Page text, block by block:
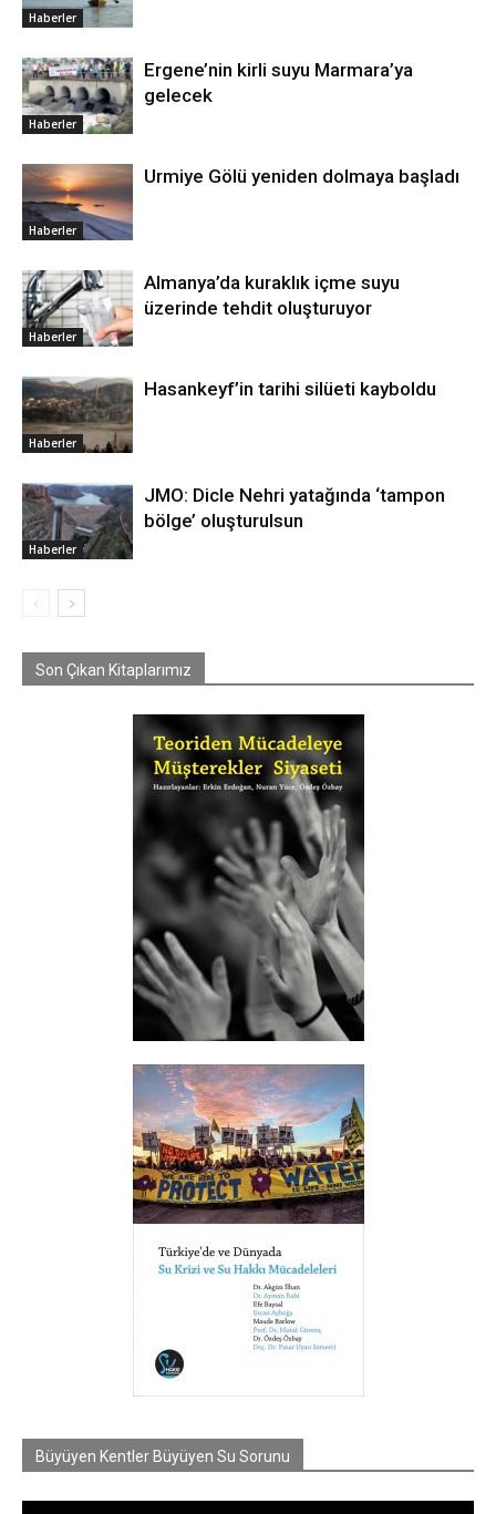
Haberler
Haberler
Ergene’nin kirli suyu Marmara’ya
gelecek
Haberler
Urmiye Gölü yeniden dolmaya başladı
Haberler
Almanya’da kuraklık içme suyu
üzerinde tehdit oluşturuyor
Haberler
Hasankeyf’in tarihi silüeti kayboldu
Haberler
JMO: Dicle Nehri yatağında ‘tampon
bölge’ oluşturulsun
Son Çıkan Kitaplarımız
Büyüyen Kentler Büyüyen Su Sorunu